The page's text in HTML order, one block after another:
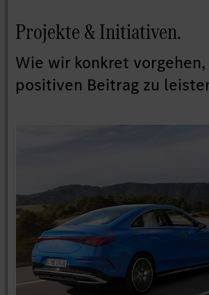
Projekte & Initiativen.
Wie wir konkret
positiven Beitrag zu